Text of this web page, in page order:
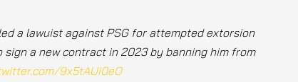
a lawuist against PSG for attempted extorsion
a new contract in 2023 by banning him from
9x5tAUI0eO